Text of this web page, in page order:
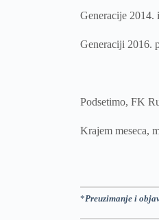
Generacije 2014.
Generaciji 2016.
Podsetimo, FK
Krajem meseca,
*Preuzimanje i